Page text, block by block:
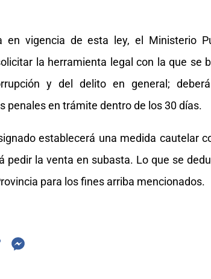
vigencia de esta ley, el Ministerio
la herramienta legal con la que se
y del delito en general;
penales en trámite dentro de los 30 días.
establecerá una medida cautelar
pedir la venta en subasta. Lo que se
para los fines arriba mencionados.
C